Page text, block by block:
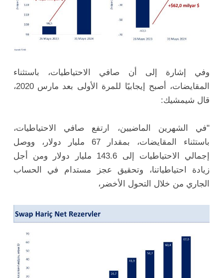
وفي إشارة إلى أن صافي الاحتياطيات، باستثناء
المقايضات، أصبح إيجابيًا للمرة الأولى بعد مارس 2020،
قال شيمشيك:
"في الشهرين الماضيين، ارتفع صافي الاحتياطيات،
باستثناء المقايضات، بمقدار 67 مليار دولار، ووصل
إجمالي الاحتياطيات إلى 143.6 مليار دولار ومن أجل
زيادة احتياطياتنا، وتحقيق عجز مستدام في الحساب
الجاري من خلال التحول الأخضر،